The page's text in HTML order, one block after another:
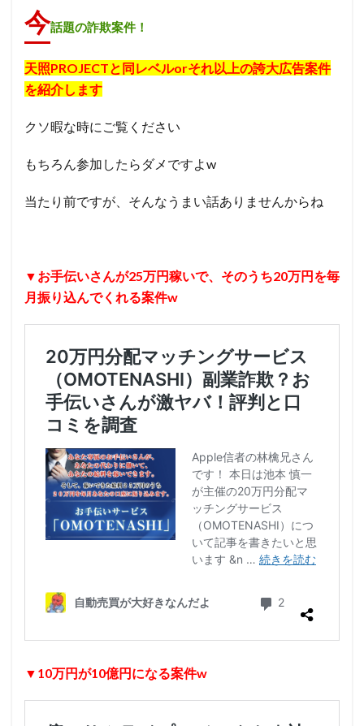
今話題の詐欺案件！
天照PROJECTと同レベルorそれ以上の誇大広告案件
を紹介します
クソ暇な時にご覧ください
もちろん参加したらダメですよw
当たり前ですが、そんなうまい話ありませんからね
▼お手伝いさんが25万円稼いで、そのうち20万円を毎
月振り込んでくれる案件w
▼10万円が10億円になる案件w